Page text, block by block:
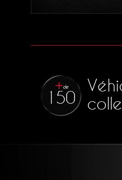
de
150